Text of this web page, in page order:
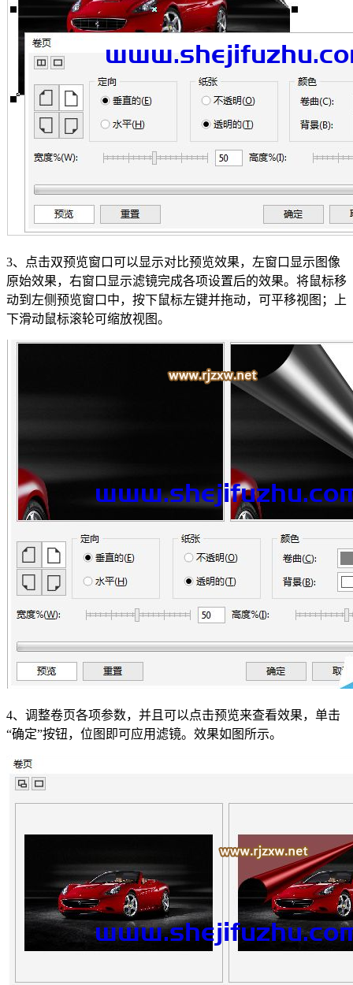
3、点击双预览窗口可以显示对比预览效果，左窗口显示图像
原始效果，右窗口显示滤镜完成各项设置后的效果。将鼠标移
动到左侧预览窗口中，按下鼠标左键并拖动，可平移视图；上
下滑动鼠标滚轮可缩放视图。
4、调整卷页各项参数，并且可以点击预览来查看效果，单击
“确定”按钮，位图即可应用滤镜。效果如图所示。